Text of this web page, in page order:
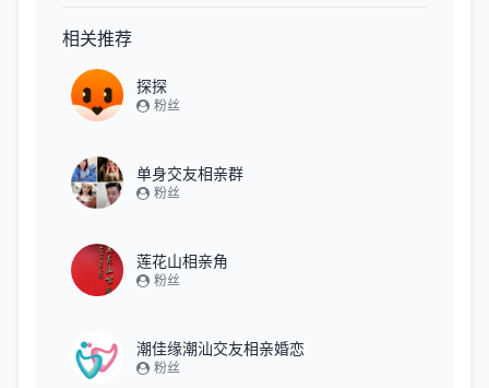
相关推荐
探探
粉丝
单身交友相亲群
粉丝
莲花山相亲角
粉丝
潮佳缘潮汕交友相亲婚恋
粉丝